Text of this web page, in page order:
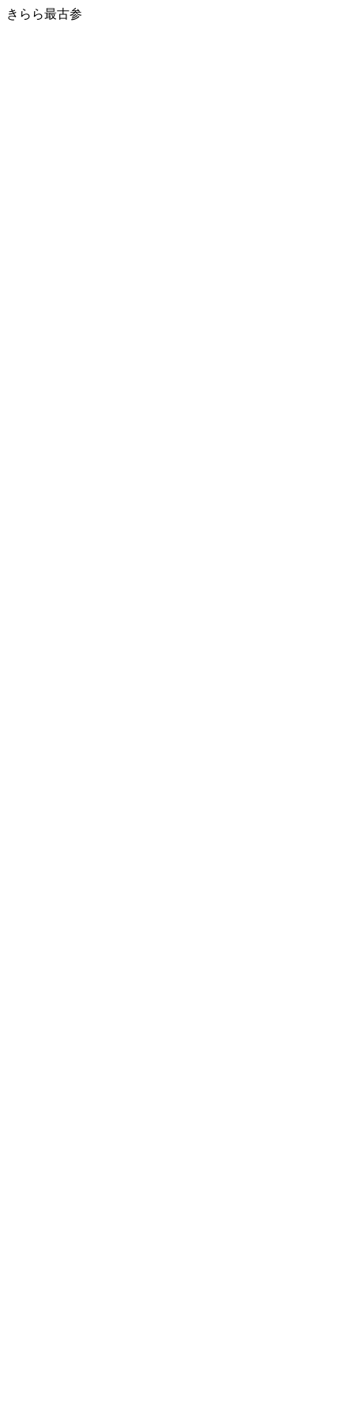
きらら最古参